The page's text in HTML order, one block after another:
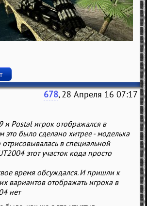
678, 28 Апреля 16 07:17
и Postal игрок отображался в
это было сделано хитрее - моделька
в специальной
этот участок кода просто
время обсуждался. И пришли к
вариантов отображать игрока в
нет